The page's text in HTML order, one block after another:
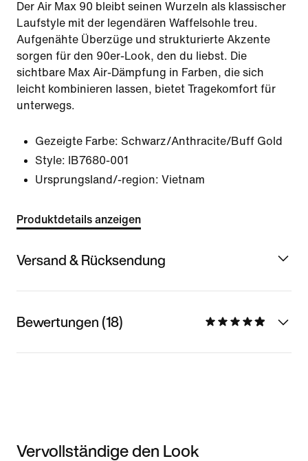
Der Air Max 90 bleibt seinen Wurzeln als klassischer
Laufstyle mit der legendären Waffelsohle treu.
Aufgenähte Überzüge und strukturierte Akzente
sorgen für den 90er-Look, den du liebst. Die
sichtbare Max Air-Dämpfung in Farben, die sich
leicht kombinieren lassen, bietet Tragekomfort für
unterwegs.
Gezeigte Farbe: Schwarz/Anthracite/Buff Gold
Style:
IB7680-001
Ursprungsland/-region: Vietnam
Produktdetails anzeigen
Versand & Rücksendung
Bewertungen (18)
Vervollständige den Look